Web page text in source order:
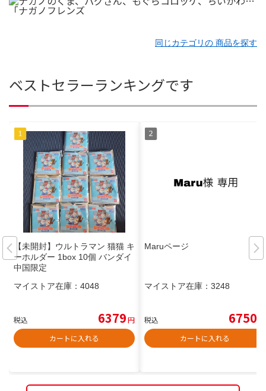
同じカテゴリの 商品を探す
ベストセラーランキングです
【未開封】ウルトラマン 猫猫 キ
ーホルダー 1box 10個 バンダイ
中国限定
マイストア在庫： 4048
税込 6379円
カートに入れる
Maruページ
マイストア在庫： 3248
税込 6750
カートに入れる